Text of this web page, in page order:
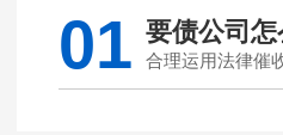
01 要债公司怎
合理运用法律催